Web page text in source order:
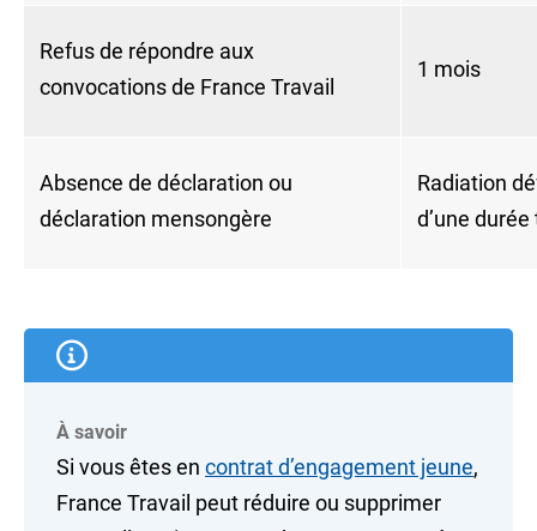
Refus de répondre aux
convocations de France Travail
1 mois
Absence de déclaration ou
déclaration mensongère
Radiation
d’une
À savoir
Si vous êtes en contrat d’engagement jeune,
France Travail peut réduire ou supprimer